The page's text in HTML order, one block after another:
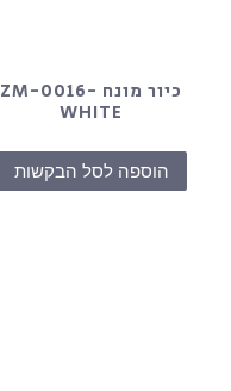
כיור מונח ZM-0016-
WHITE
הוספה לסל הבקשות